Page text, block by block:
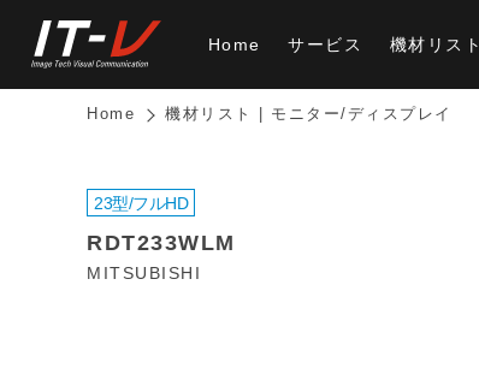
Home サービス 機材リスト
Home 機材リスト | モニター/ディスプレイ
23型/フルHD
RDT233WLM
MITSUBISHI